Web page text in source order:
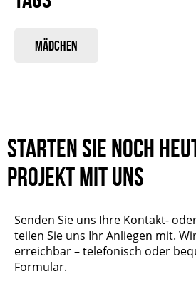
Mädchen
Starten Sie noch
Projekt mit uns
Senden Sie uns Ihre Kontakt-
teilen Sie uns Ihr Anliegen mit.
erreichbar – telefonisch oder
Formular.